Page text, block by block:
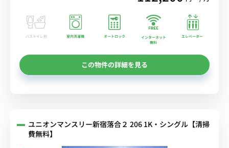
バストイレ別 室内洗濯機 オートロック
インターネット
無料
エレベーター
この物件の詳細を見る
ユニオンマンスリー新宿落合２ 206 1K・シングル【清掃
費無料】